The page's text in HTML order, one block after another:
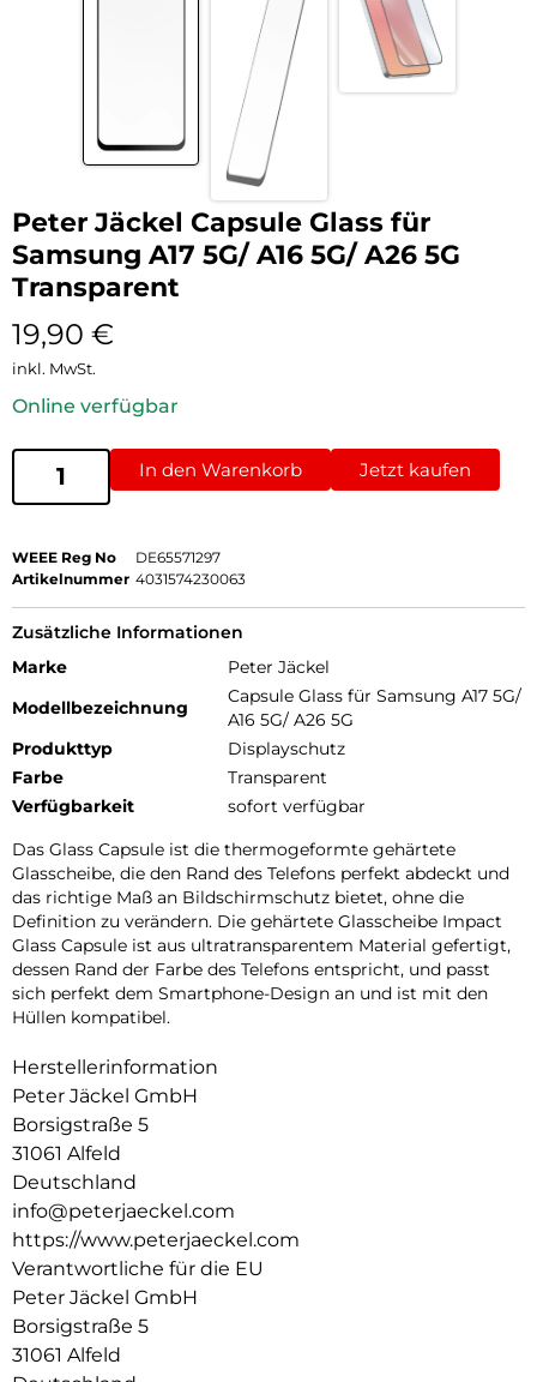
Peter Jäckel Capsule Glass für
Samsung A17 5G/ A16 5G/ A26 5G
Transparent
19,90 €
inkl. MwSt.
Online verfügbar
In den Warenkorb Jetzt kaufen
WEEE Reg No
DE65571297
Artikelnummer 4031574230063
Zusätzliche Informationen
Marke
Peter Jäckel
Modellbezeichnung
Capsule Glass für Samsung A17 5G/
A16 5G/ A26 5G
Produkttyp
Displayschutz
Farbe
Transparent
Verfügbarkeit
sofort verfügbar
Das Glass Capsule ist die thermogeformte gehärtete
Glasscheibe, die den Rand des Telefons perfekt abdeckt und
das richtige Maß an Bildschirmschutz bietet, ohne die
Definition zu verändern. Die gehärtete Glasscheibe Impact
Glass Capsule ist aus ultratransparentem Material gefertigt,
dessen Rand der Farbe des Telefons entspricht, und passt
sich perfekt dem Smartphone-Design an und ist mit den
Hüllen kompatibel.
Herstellerinformation
Peter Jäckel GmbH
Borsigstraße 5
31061 Alfeld
Deutschland
info@peterjaeckel.com
https://www.peterjaeckel.com
Verantwortliche für die EU
Peter Jäckel GmbH
Borsigstraße 5
31061 Alfeld